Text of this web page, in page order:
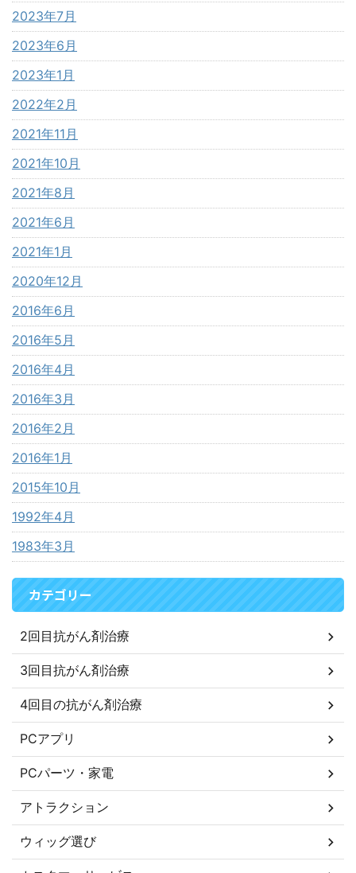
2023年7月
2023年6月
2023年1月
2022年2月
2021年11月
2021年10月
2021年8月
2021年6月
2021年1月
2020年12月
2016年6月
2016年5月
2016年4月
2016年3月
2016年2月
2016年1月
2015年10月
1992年4月
1983年3月
カテゴリー
2回目抗がん剤治療
3回目抗がん剤治療
4回目の抗がん剤治療
PCアプリ
PCパーツ・家電
アトラクション
ウィッグ選び